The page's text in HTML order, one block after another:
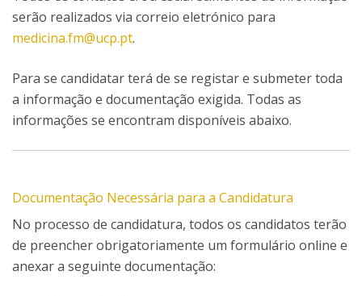
serão realizados via correio eletrónico para
medicina.fm@ucp.pt.
Para se candidatar terá de se registar e submeter toda
a informação e documentação exigida. Todas as
informações se encontram disponíveis abaixo.
Documentação Necessária para a Candidatura
No processo de candidatura, todos os candidatos terão
de preencher obrigatoriamente um formulário online e
anexar a seguinte documentação: